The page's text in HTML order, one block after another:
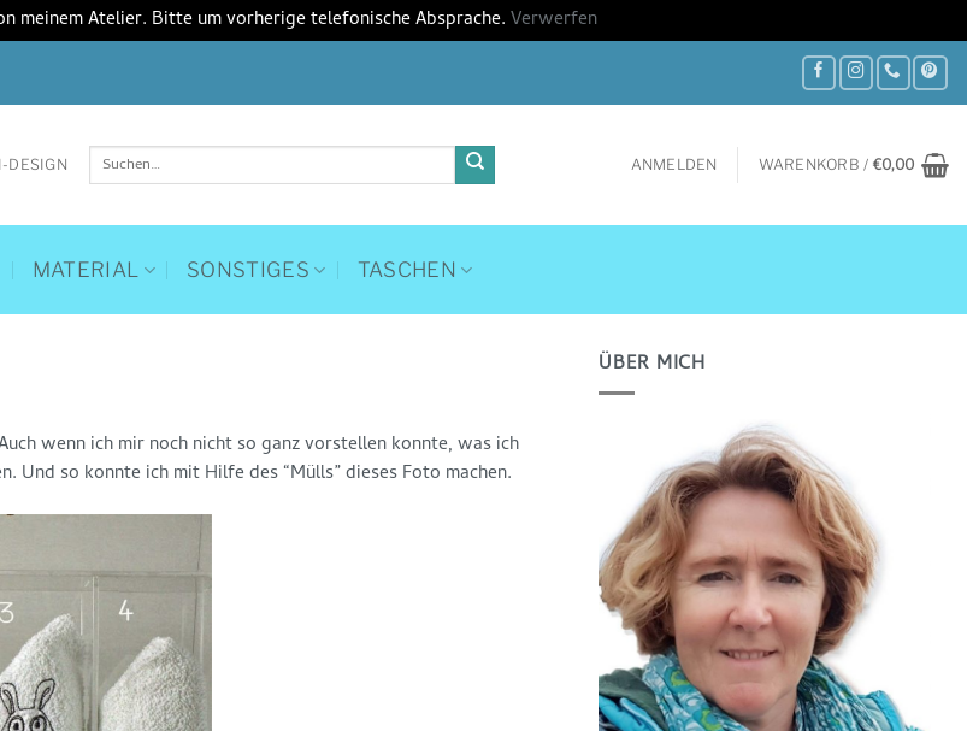
meinem Atelier. Bitte um vorherige telefonische Absprache.Verwerfen
DESIGN
Suchen
nach:
ANMELDEN WARENKORB / €0,00
MATERIAL SONSTIGES TASCHEN
wenn ich mir noch nicht so ganz vorstellen konnte, was ich
so konnte ich mit Hilfe des “Mülls” dieses Foto machen.
ÜBER MICH